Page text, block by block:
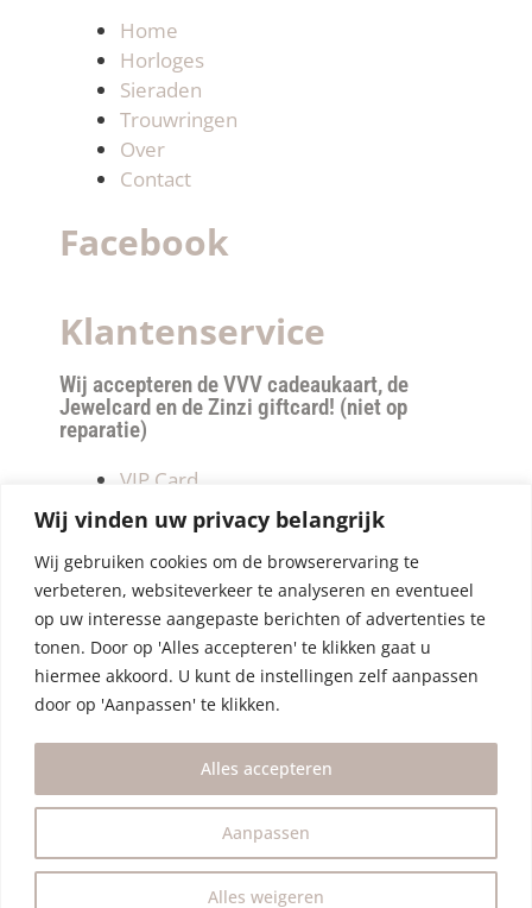
Wij vinden uw privacy belangrijk
Wij gebruiken cookies om de browserervaring te
verbeteren, websiteverkeer te analyseren en eventueel
op uw interesse aangepaste berichten of advertenties te
tonen. Door op 'Alles accepteren' te klikken gaat u
hiermee akkoord. U kunt de instellingen zelf aanpassen
door op 'Aanpassen' te klikken.
Aanpassen
Alles weigeren
Alles accepteren
Home
Horloges
Sieraden
Trouwringen
Over
Contact
Facebook
Klantenservice
Wij accepteren de VVV cadeaukaart, de
Jewelcard en de Zinzi giftcard! (niet op
reparatie)
VIP Card
Retourneren
Betalen & verzendkosten
Privacy Policy
Algemene Voorwaarden